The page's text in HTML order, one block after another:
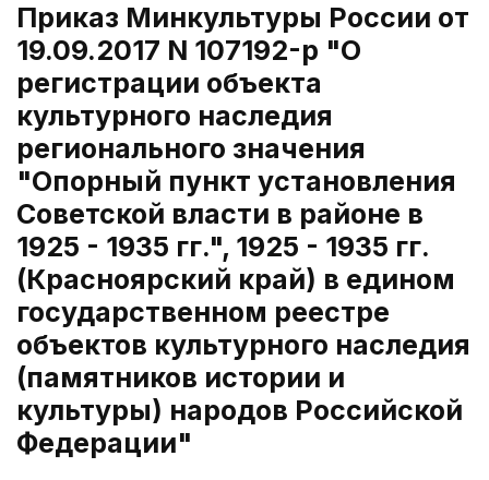
Приказ Минкультуры России от
19.09.2017 N 107192-р "О
регистрации объекта
культурного наследия
регионального значения
"Опорный пункт установления
Советской власти в районе в
1925 - 1935 гг.", 1925 - 1935 гг.
(Красноярский край) в едином
государственном реестре
объектов культурного наследия
(памятников истории и
культуры) народов Российской
Федерации"